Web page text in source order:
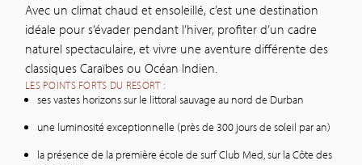
Avec un climat chaud et ensoleillé, c’est une destination
idéale pour s’évader pendant l’hiver, profiter d’un cadre
naturel spectaculaire, et vivre une aventure différente des
classiques Caraïbes ou Océan Indien.
LES POINTS FORTS DU RESORT :
ses vastes horizons sur le littoral sauvage au nord de Durban
une luminosité exceptionnelle (près de 300 jours de soleil par an)
la présence de la première école de surf Club Med, sur la Côte des